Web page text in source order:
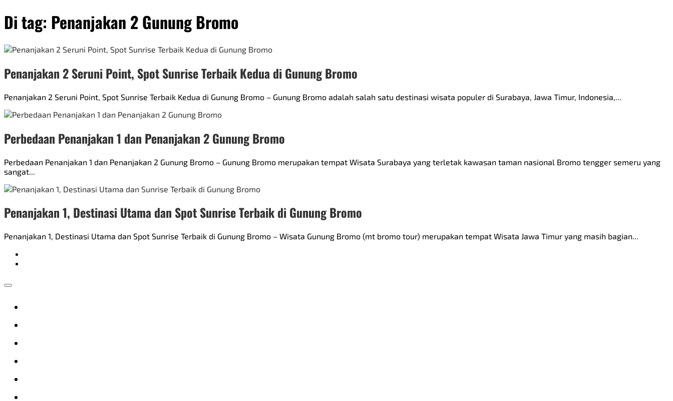
Di tag: Penanjakan 2 Gunung Bromo
Penanjakan 2 Seruni Point, Spot Sunrise Terbaik Kedua di Gunung Bromo
Penanjakan 2 Seruni Point, Spot Sunrise Terbaik Kedua di Gunung Bromo – Gunung Bromo adalah salah satu destinasi wisata populer di Surabaya, Jawa Timur, Indonesia,...
Perbedaan Penanjakan 1 dan Penanjakan 2 Gunung Bromo
Perbedaan Penanjakan 1 dan Penanjakan 2 Gunung Bromo – Gunung Bromo merupakan tempat Wisata Surabaya yang terletak kawasan taman nasional Bromo tengger semeru yang
sangat...
Penanjakan 1, Destinasi Utama dan Spot Sunrise Terbaik di Gunung Bromo
Penanjakan 1, Destinasi Utama dan Spot Sunrise Terbaik di Gunung Bromo – Wisata Gunung Bromo (mt bromo tour) merupakan tempat Wisata Jawa Timur yang masih bagian...